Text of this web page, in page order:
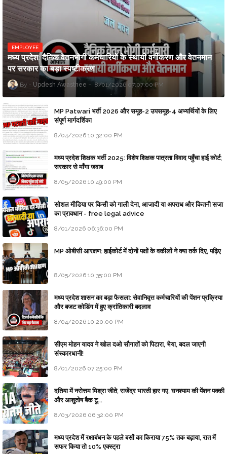
EMPLOYEE
मध्य प्रदेश: दैनिक वेतनभोगी कर्मचारियों के स्थायी वर्गीकरण और वेतनमान
पर सरकार का बड़ा स्पष्टीकरण
Updesh Awasthee 8/01/2026 07:07:00 PM
MP Patwari भर्ती 2026 और समूह-2 उपसमूह-4 अभ्यर्थियों के लिए
संपूर्ण मार्गदर्शिका
8/04/2026 10:32:00 PM
मध्य प्रदेश शिक्षक भर्ती 2025: विशेष शिक्षक पात्रता विवाद पहुँचा हाई कोर्ट;
सरकार से माँगा जवाब
8/05/2026 10:49:00 PM
सोशल मीडिया पर किसी को गाली देना, आजादी या अपराध और कितनी सजा
का प्रावधान - free legal advice
8/01/2026 06:36:00 PM
MP ओबीसी आरक्षण: हाईकोर्ट में दोनों पक्षों के वकीलों ने क्या तर्क दिए, पढ़िए
8/05/2026 10:35:00 PM
मध्य प्रदेश शासन का बड़ा फैसला: सेवानिवृत्त कर्मचारियों की पेंशन प्रक्रिया
और बजट कोडिंग में हुए क्रांतिकारी बदलाव
8/04/2026 10:20:00 PM
सीएम मोहन यादव ने खोल दओ सौगातों को पिटारा, भैया, बदल जाएगी
संस्कारधानी!
8/01/2026 07:25:00 PM
दतिया में नरोत्तम मिश्रा जीते, राजेंद्र भारती हार गए, घनश्याम की पेंशन पक्की
और आशुतोष बैक टू...
8/03/2026 06:32:00 PM
मध्य प्रदेश में रक्षाबंधन के पहले बसों का किराया 75% तक बढ़ाया, रात में
सफर किया तो 10% एक्स्ट्रा